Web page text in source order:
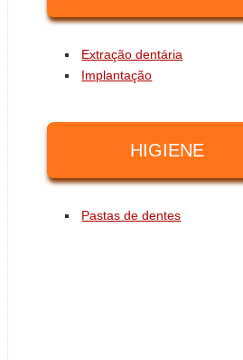
Extração dentária
Implantação
HIGIENE
Pastas de dentes